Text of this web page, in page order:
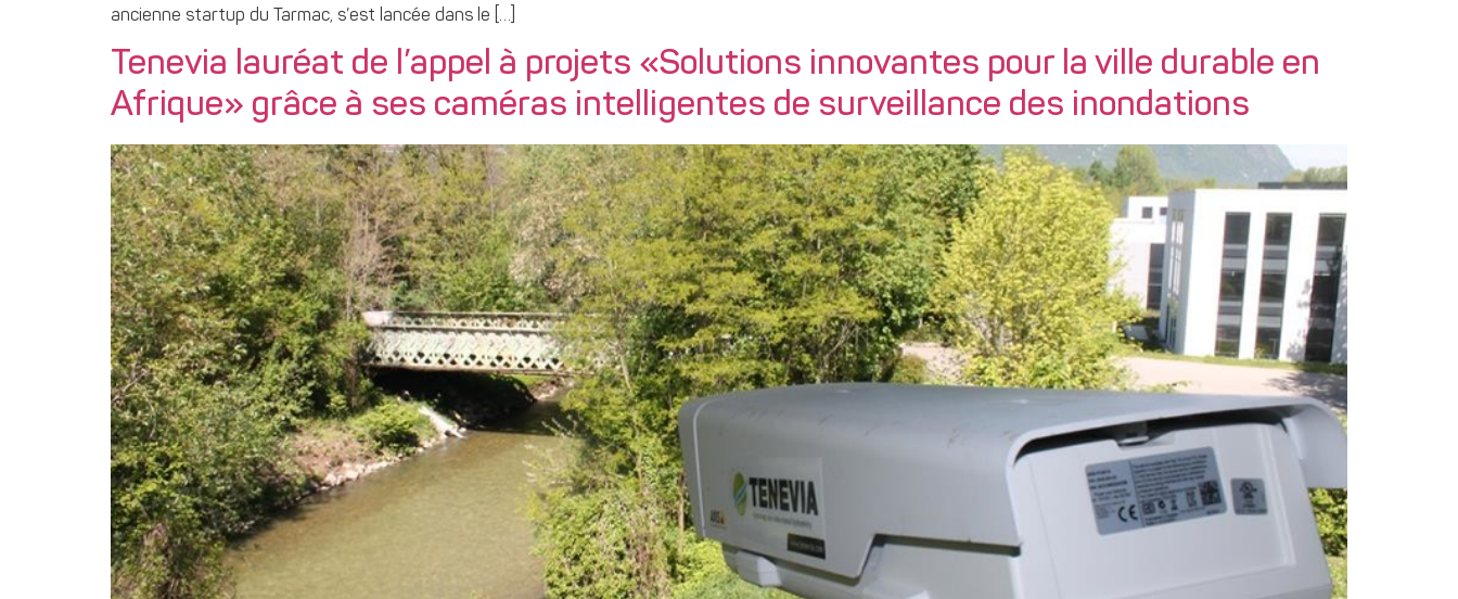
ancienne startup du Tarmac, s’est lancée dans le […]
Tenevia lauréat de l’appel à projets «Solutions innovantes pour la ville durable en
Afrique» grâce à ses caméras intelligentes de surveillance des inondations